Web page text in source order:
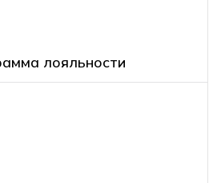
лояльности